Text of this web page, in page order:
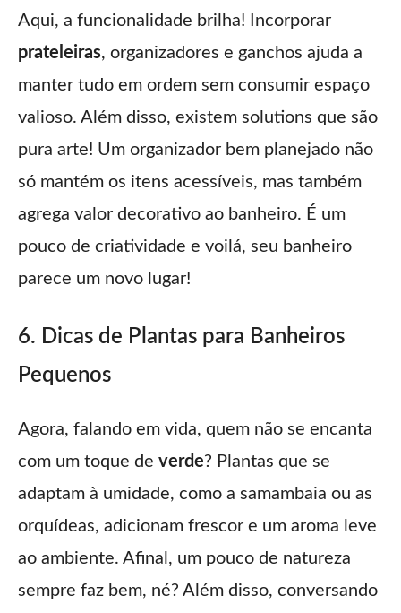
Aqui, a funcionalidade brilha! Incorporar
prateleiras, organizadores e ganchos ajuda a
manter tudo em ordem sem consumir espaço
valioso. Além disso, existem solutions que são
pura arte! Um organizador bem planejado não
só mantém os itens acessíveis, mas também
agrega valor decorativo ao banheiro. É um
pouco de criatividade e voilá, seu banheiro
parece um novo lugar!
6. Dicas de Plantas para Banheiros
Pequenos
Agora, falando em vida, quem não se encanta
com um toque de verde? Plantas que se
adaptam à umidade, como a samambaia ou as
orquídeas, adicionam frescor e um aroma leve
ao ambiente. Afinal, um pouco de natureza
sempre faz bem, né? Além disso, conversando